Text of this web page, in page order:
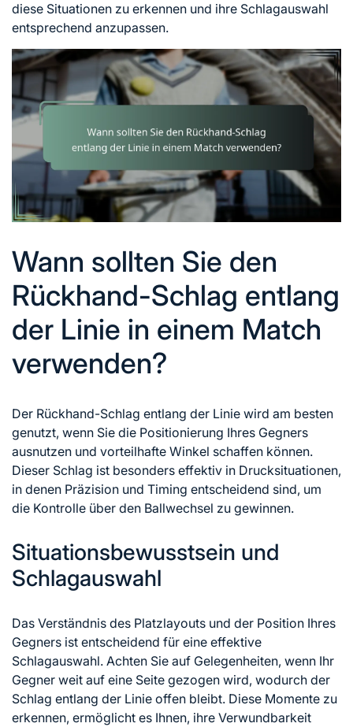
diese Situationen zu erkennen und ihre Schlagauswahl
entsprechend anzupassen.
Wann sollten Sie den
Rückhand-Schlag entlang
der Linie in einem Match
verwenden?
Der Rückhand-Schlag entlang der Linie wird am besten
genutzt, wenn Sie die Positionierung Ihres Gegners
ausnutzen und vorteilhafte Winkel schaffen können.
Dieser Schlag ist besonders effektiv in Drucksituationen,
in denen Präzision und Timing entscheidend sind, um
die Kontrolle über den Ballwechsel zu gewinnen.
Situationsbewusstsein und
Schlagauswahl
Das Verständnis des Platzlayouts und der Position Ihres
Gegners ist entscheidend für eine effektive
Schlagauswahl. Achten Sie auf Gelegenheiten, wenn Ihr
Gegner weit auf eine Seite gezogen wird, wodurch der
Schlag entlang der Linie offen bleibt. Diese Momente zu
erkennen, ermöglicht es Ihnen, ihre Verwundbarkeit